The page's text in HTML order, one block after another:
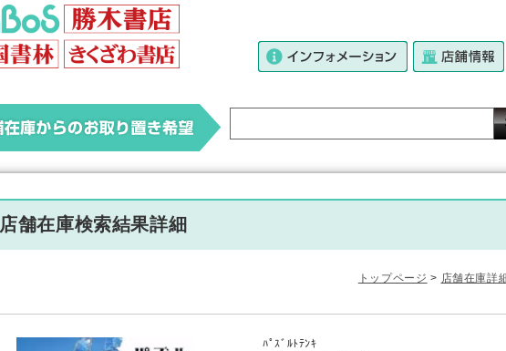
店舗在庫検索結果詳細
トップページ > 店舗在庫詳
ﾊﾟｽﾞﾙﾄﾃﾝｷ